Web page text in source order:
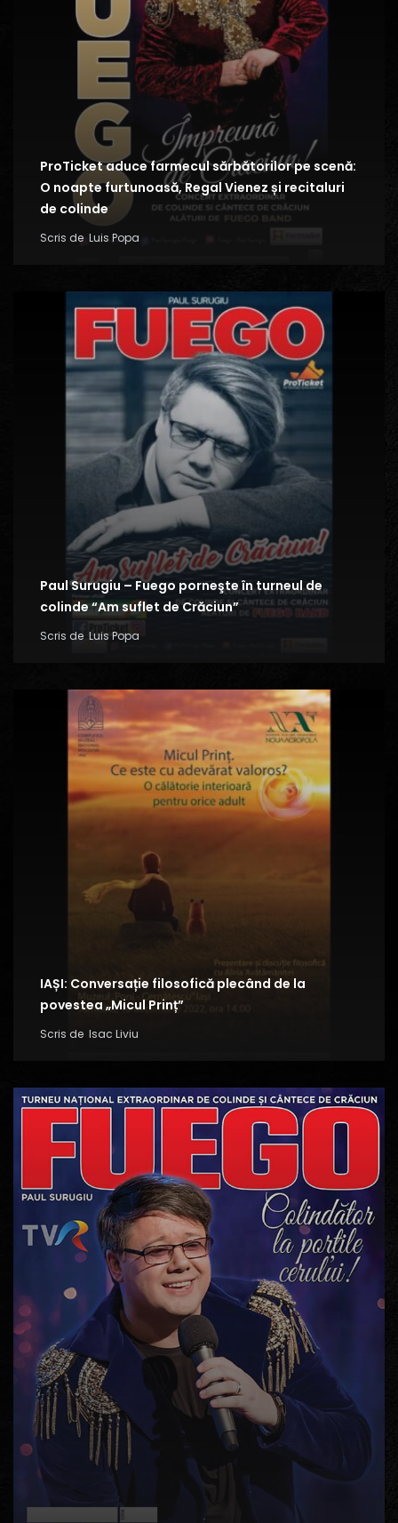
ProTicket aduce farmecul sărbătorilor pe scenă:
O noapte furtunoasă, Regal Vienez și recitaluri
de colinde
Scris de Luis Popa
Paul Surugiu – Fuego porneşte în turneul de
colinde “Am suflet de Crăciun”
Scris de Luis Popa
IAȘI: Conversație filosofică plecând de la
povestea „Micul Prinț”
Scris de Isac Liviu